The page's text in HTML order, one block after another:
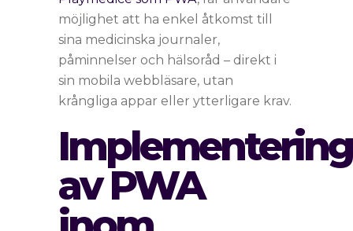
möjlighet att ha enkel åtkomst till
sina medicinska journaler,
påminnelser och hälsoråd – direkt i
sin mobila webbläsare, utan
krångliga appar eller ytterligare krav.
Implementering
av PWA